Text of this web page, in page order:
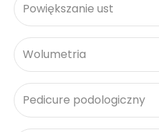
Powiększanie ust
Wolumetria
Pedicure podologiczny